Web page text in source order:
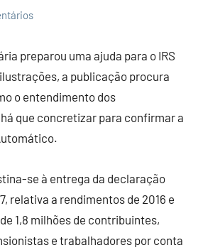
preparou uma ajuda para o IRS
a publicação procura
o entendimento dos
que concretizar para confirmar a
se à entrega da declaração
relativa a rendimentos de 2016 e
1,8 milhões de contribuintes,
e trabalhadores por conta